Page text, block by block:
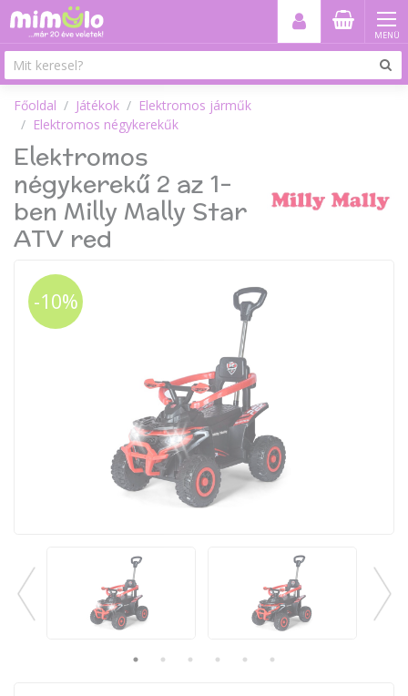
MENÜ
Főoldal Játékok
Elektromos járműk
Elektromos négykerekűk
Elektromos
négykerekű 2 az 1-
ben Milly Mally Star
ATV red
-10%